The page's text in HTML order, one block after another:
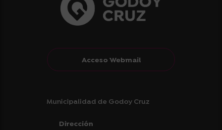
Acceso Webmail
Municipalidad de Godoy Cruz
Dirección